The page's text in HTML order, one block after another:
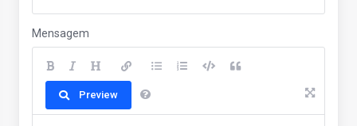
Mensagem
Preview